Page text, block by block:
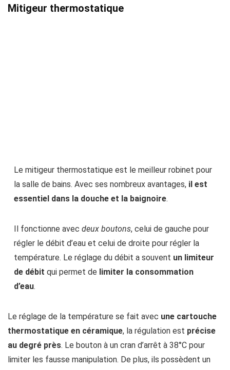
Mitigeur thermostatique
Le mitigeur thermostatique est le meilleur robinet pour
la salle de bains. Avec ses nombreux avantages, il est
essentiel dans la douche et la baignoire.
Il fonctionne avecdeux boutons, celui de gauche pour
régler le débit d’eau et celui de droite pour régler la
température. Le réglage du débit a souvent un limiteur
de débit qui permet de limiter la consommation
d’eau.
Le réglage de la température se fait avec une cartouche
thermostatique en céramique, la régulation est précise
au degré près. Le bouton à un cran d’arrêt à 38°C pour
limiter les fausse manipulation. De plus, ils possèdent un